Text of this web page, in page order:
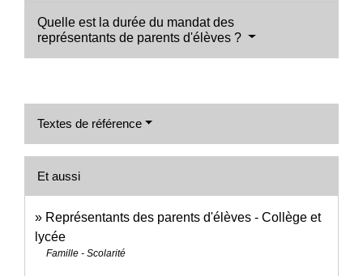
Quelle est la durée du mandat des
représentants de parents d'élèves ?
Textes de référence
Et aussi
Représentants des parents d'élèves - Collège et
lycée
Famille - Scolarité